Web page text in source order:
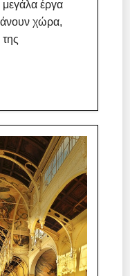
έργα
χώρα,